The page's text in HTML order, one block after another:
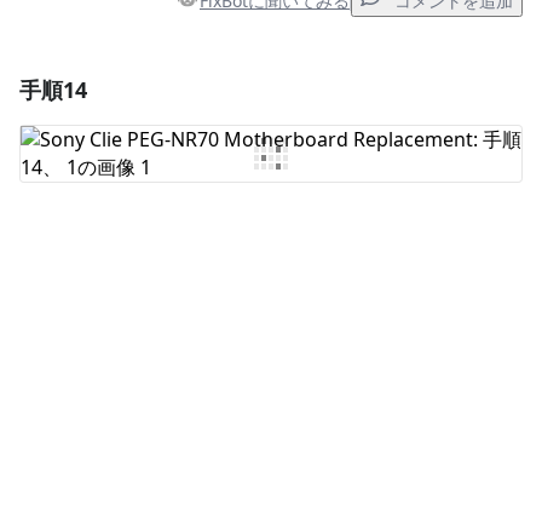
コメントを追加
手順14